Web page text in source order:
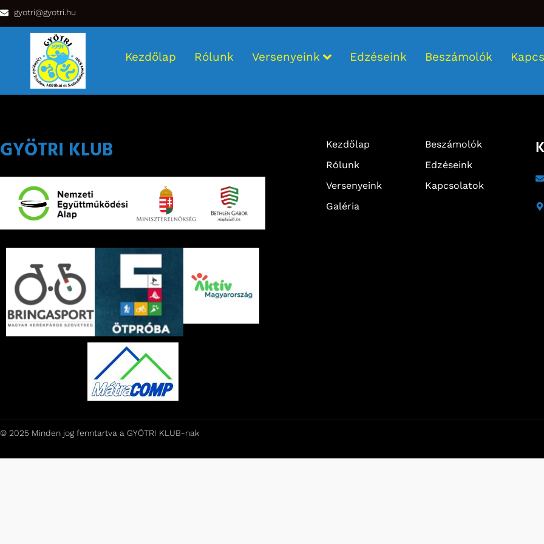
gyotri@gyotri.hu
Kezdőlap Rólunk Versenyeink Edzéseink Beszámolók
GYÖTRI KLUB
Kezdőlap
Rólunk
Versenyeink
Galéria
Beszámolók
Edzéseink
Kapcsolatok
© 2025 Minden jog fenntartva a GYÖTRI KLUB-nak